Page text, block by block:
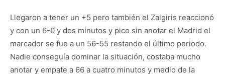
Llegaron a tener un +5 pero también el Zalgiris reaccionó
y con un 6-0 y dos minutos y pico sin anotar el Madrid el
marcador se fue a un 56-55 restando el último periodo.
Nadie conseguía dominar la situación, costaba mucho
anotar y empate a 66 a cuatro minutos y medio de la